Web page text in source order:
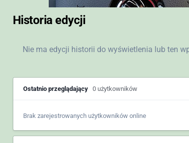
Historia edycji
Nie ma edycji historii do wyświetlenia lub ten
Ostatnio przeglądający 0 użytkowników
Brak zarejestrowanych użytkowników online